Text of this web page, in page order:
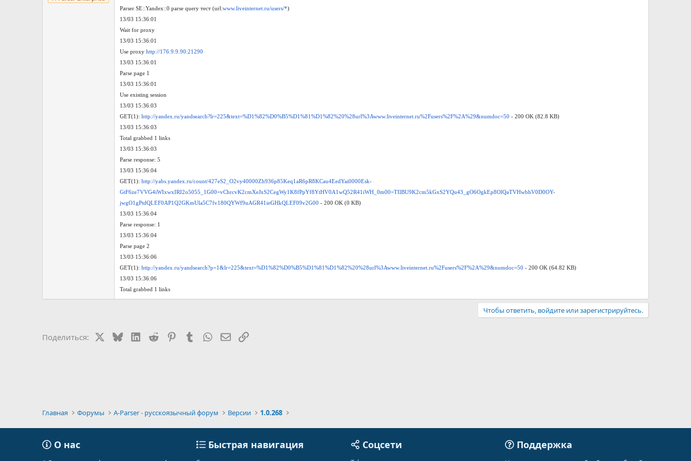
Parser SE::Yandex::0 parse query тест (url:www.liveinternet.ru/users/*)
13/03 15:36:01
Wait for proxy
13/03 15:36:01
Use proxy http://176.9.9.90:21290
13/03 15:36:01
Parse page 1
13/03 15:36:01
Use existing session
13/03 15:36:03
GET(1): http://yandex.ru/yandsearch?lr=225&text=%D1%82%D0%B5%D1%81%D1%82%20%28url%3Awww.liveinternet.ru%2Fusers%2F%2A%29&numdoc=50 - 200 OK (82.8 KB)
13/03 15:36:03
Total grabbed 1 links
13/03 15:36:03
Parse response: 5
13/03 15:36:04
GET(1): http://yabs.yandex.ru/count/427eS2_O2vy40000Zh936p85Keq1aR6pR8KCau4EedYai0000Esk-
GtF6ze7VVG4iWIxwxIRI2o5055_1G00=vChrcvK2cmXeJxS2CegWy1K8fPpYf8YtHV0A1wQ52R41iWH_0m00=TIlBU9K2cm5kGxS2YQu43_gO6OgkEp8OlQaTVHwbhV0D0OY-
jwgO1gPtdQLEF0AP1Q2GKmUla5C7fv180QYWf9uAGR41ieGHkQLEF09v2G00 - 200 OK (0 KB)
13/03 15:36:04
Parse response: 1
13/03 15:36:04
Parse page 2
13/03 15:36:06
GET(1): http://yandex.ru/yandsearch?p=1&lr=225&text=%D1%82%D0%B5%D1%81%D1%82%20%28url%3Awww.liveinternet.ru%2Fusers%2F%2A%29&numdoc=50 - 200 OK (64.82 KB)
13/03 15:36:06
Total grabbed 1 links
Чтобы ответить, войдите или зарегистрируйтесь.
Поделиться: BlueskyLinkedIn
Reddit PinterestTumblrWhatsAppЭлектронная почта
Ссылка
Главная Форумы A-Parser - русскоязычный форум Версии 1.0.268
О нас Быстрая навигация Соцсети Поддержка